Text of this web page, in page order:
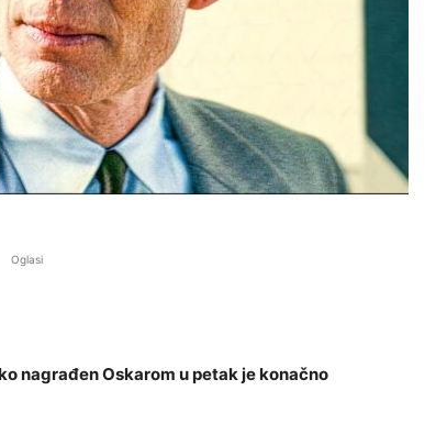
Oglasi
nagrađen Oskarom u petak je konačno